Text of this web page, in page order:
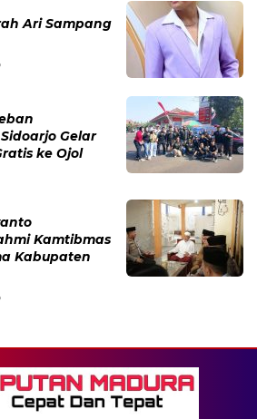
Ari Sampang
Gelar
ke Ojol
Kamtibmas
Kabupaten